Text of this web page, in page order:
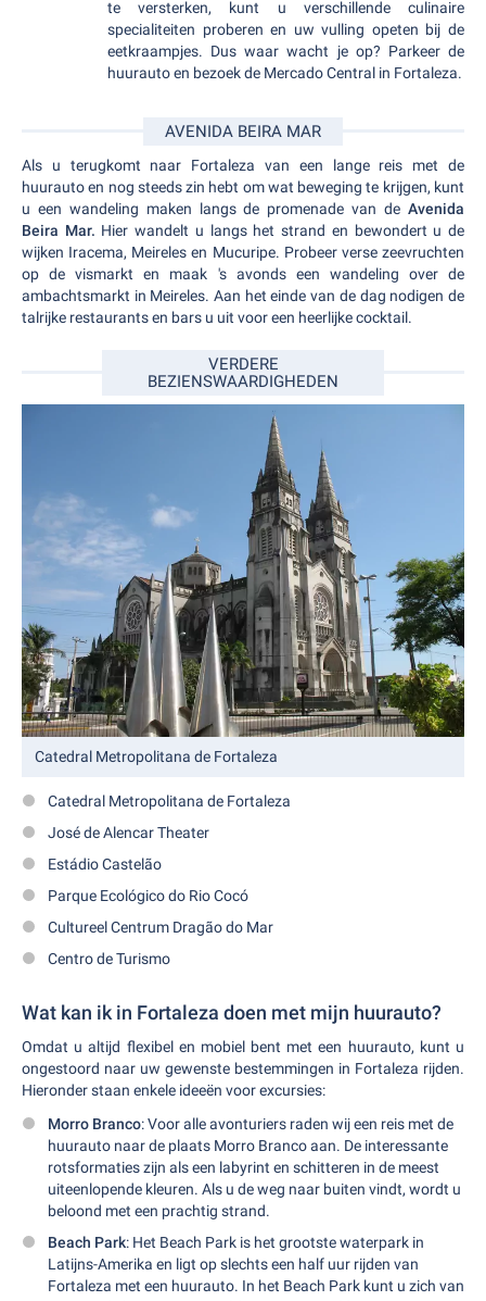
te versterken, kunt u verschillende culinaire
specialiteiten proberen en uw vulling opeten bij de
eetkraampjes. Dus waar wacht je op? Parkeer de
huurauto en bezoek de Mercado Central in Fortaleza.
AVENIDA BEIRA MAR
Als u terugkomt naar Fortaleza van een lange reis met de
huurauto en nog steeds zin hebt om wat beweging te krijgen, kunt
u een wandeling maken langs de promenade van de Avenida
Beira Mar. Hier wandelt u langs het strand en bewondert u de
wijken Iracema, Meireles en Mucuripe. Probeer verse zeevruchten
op de vismarkt en maak 's avonds een wandeling over de
ambachtsmarkt in Meireles. Aan het einde van de dag nodigen de
talrijke restaurants en bars u uit voor een heerlijke cocktail.
VERDERE
BEZIENSWAARDIGHEDEN
Catedral Metropolitana de Fortaleza
Catedral Metropolitana de Fortaleza
José de Alencar Theater
Estádio Castelão
Parque Ecológico do Rio Cocó
Cultureel Centrum Dragão do Mar
Centro de Turismo
Wat kan ik in Fortaleza doen met mijn huurauto?
Omdat u altijd flexibel en mobiel bent met een huurauto, kunt u
ongestoord naar uw gewenste bestemmingen in Fortaleza rijden.
Hieronder staan enkele ideeën voor excursies:
Morro Branco: Voor alle avonturiers raden wij een reis met de
huurauto naar de plaats Morro Branco aan. De interessante
rotsformaties zijn als een labyrint en schitteren in de meest
uiteenlopende kleuren. Als u de weg naar buiten vindt, wordt u
beloond met een prachtig strand.
Beach Park: Het Beach Park is het grootste waterpark in
Latijns-Amerika en ligt op slechts een half uur rijden van
Fortaleza met een huurauto. In het Beach Park kunt u zich van